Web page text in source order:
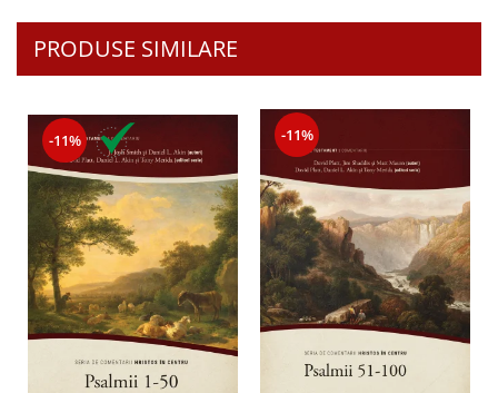
Slujire
Suferinta
Viata de zi cu zi
Despre afaceri
Dezvoltare personala
Leadership
Mediu
Sanatate / nutritie
PRODUSE SIMILARE
-11% -11%